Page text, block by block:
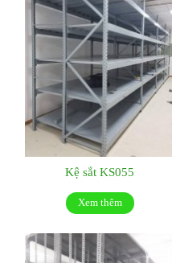
Kệ sắt KS055
Xem thêm